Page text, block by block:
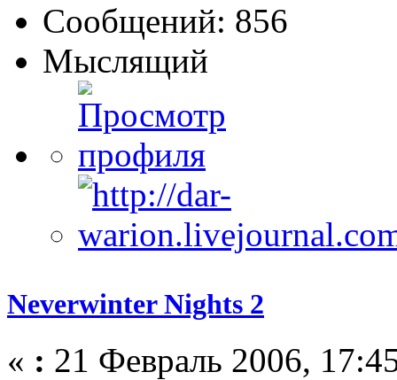
Сообщений: 856
Мыслящий
Neverwinter Nights 2
« : 21 Февраль 2006,